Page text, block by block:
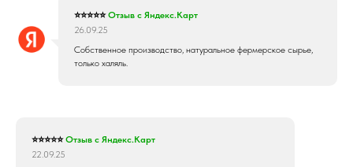
⭐⭐⭐⭐⭐Отзыв с Яндекс.Карт
26.09.25
Собственное производство, натуральное фермерское сырье,
только халяль.
⭐⭐⭐⭐⭐Отзыв с Яндекс.Карт
22.09.25